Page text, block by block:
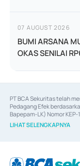
07 AUGUST 2026
BUMI ARSANA
OKAS SENILAI
PT BCA Sekuritas telah
Pedagang Efek
Bapepam-LK) Nomor
06/D.04/2014 tanggal 28
Efek berdasarkan surat
berdasarkan surat
LIHAT SELENGKAPNYA